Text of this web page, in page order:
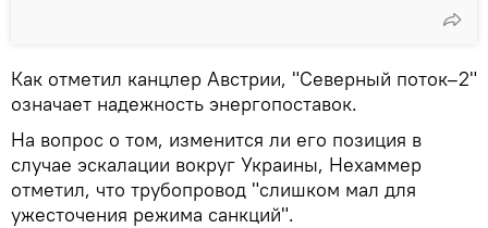
Как отметил канцлер Австрии, "Северный поток–2"
означает надежность энергопоставок.
На вопрос о том, изменится ли его позиция в
случае эскалации вокруг Украины, Нехаммер
отметил, что трубопровод "слишком мал для
ужесточения режима санкций".